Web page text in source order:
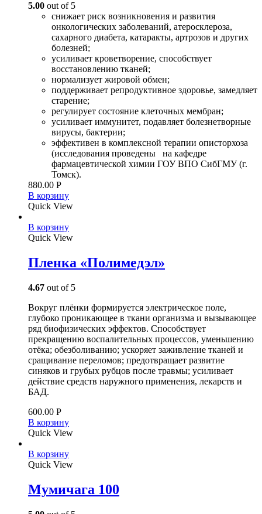
5.00 out of 5
снижает риск возникновения и развития
онкологических заболеваний, атеросклероза,
сахарного диабета, катаракты, артрозов и других
болезней;
усиливает кроветворение, способствует
восстановлению тканей;
нормализует жировой обмен;
поддерживает репродуктивное здоровье, замедляет
старение;
регулирует состояние клеточных мембран;
усиливает иммунитет, подавляет болезнетворные
вирусы, бактерии;
эффективен в комплексной терапии описторхоза
(исследования проведены на кафедре
фармацевтической химии ГОУ ВПО СибГМУ (г.
Томск).
880.00 Р
В корзину
Quick View
В корзину
Quick View
Пленка «Полимедэл»
4.67 out of 5
Вокруг плёнки формируется электрическое поле,
глубоко проникающее в ткани организма и вызывающее
ряд биофизических эффектов. Способствует
прекращению воспалительных процессов, уменьшению
отёка; обезболиванию; ускоряет заживление тканей и
сращивание переломов; предотвращает развитие
синяков и грубых рубцов после травмы; усиливает
действие средств наружного применения, лекарств и
БАД.
600.00 Р
В корзину
Quick View
В корзину
Quick View
Мумичага 100